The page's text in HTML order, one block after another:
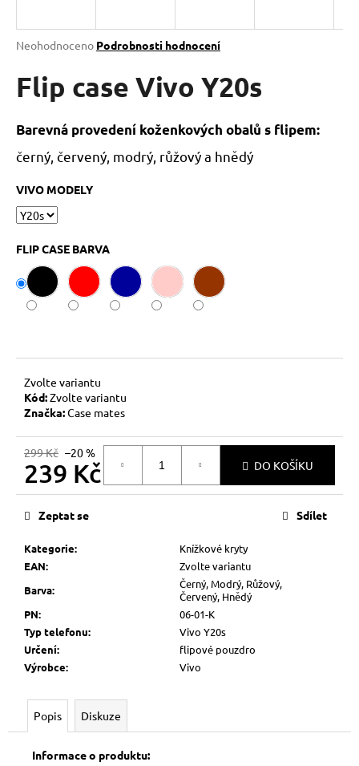
Průměrné
produktu
je
5
hvězdiček.
Neohodnoceno Podrobnosti hodnocení
Flip case Vivo Y20s
Barevná provedení koženkových obalů s flipem:
černý, červený, modrý, růžový a hnědý
VIVO MODELY
FLIP CASE BARVA
Zvolte variantu
Kód:Zvolte variantu
Značka:Case mates
299 Kč –20 %
239 Kč
Měrná
DO KOŠÍKU
Kategorie:
Knížkové kryty
EAN:
Zvolte variantu
Barva:
Černý, Modrý, Růžový,
Červený, Hnědý
PN:
06-01-K
Typ telefonu:
Vivo Y20s
Určení:
flipové pouzdro
Výrobce: Vivo
Zeptat se Sdílet
Popis Diskuze
Informace o produktu:
j
t
?
D
o
p
č
u
e
m
e